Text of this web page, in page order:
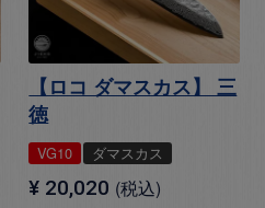
【ロコ ダマスカス】 三
徳
VG10 ダマスカス
¥ 20,020 税込